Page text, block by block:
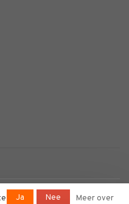
Ja Nee Meer over